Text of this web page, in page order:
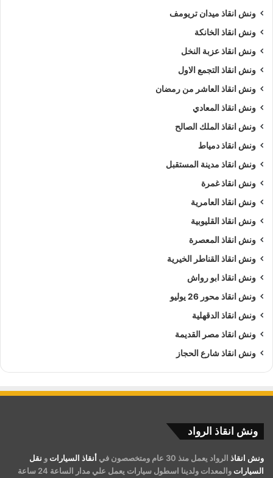
ونش انقاذ ميدان تريومف
ونش انقاذ الخانكة
ونش انقاذ عزبة النخل
ونش انقاذ التجمع الاول
ونش انقاذ العاشر من رمضان
ونش انقاذ المعادي
ونش انقاذ الملك الصالح
ونش انقاذ دمياط
ونش انقاذ مدينة المستقبل
ونش انقاذ غمرة
ونش انقاذ العامرية
ونش انقاذ القليوبية
ونش انقاذ المعصرة
ونش انقاذ القناطر الخيرية
ونش انقاذ ابو رواش
ونش انقاذ محور 26 يوليو
ونش انقاذ الدقهلية
ونش انقاذ مصر القديمة
ونش انقاذ شارع الحجاز
ونش انقاذ الرواد
ونش انقاذ الرواد يعمل منذ 30 عام ومتخصصون في أنقاذ السيارات و نقل
السيارات
والمعدات ولدينا اسطول سيارات يعمل علي مدار الساعة 24 ساعة